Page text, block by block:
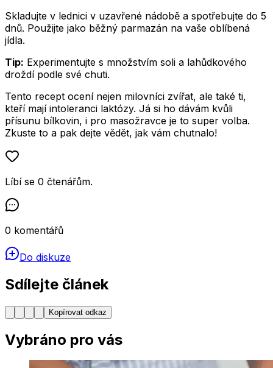
Skladujte v lednici v uzavřené nádobě a spotřebujte do 5
dnů. Použijte jako běžný parmazán na vaše oblíbená
jídla.
Tip: Experimentujte s množstvím soli a lahůdkového
droždí podle své chuti.
Tento recept ocení nejen milovníci zvířat, ale také ti,
kteří mají intoleranci laktózy. Já si ho dávám kvůli
přísunu bílkovin, i pro masožravce je to super volba.
Zkuste to a pak dejte vědět, jak vám chutnalo!
Líbí se 0 čtenářům.
0 komentářů
Do diskuze
Sdílejte článek
Kopírovat odkaz
Vybráno pro vás